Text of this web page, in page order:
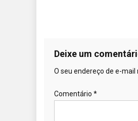
Deixe um
O seu endereço de e-mail
Comentário *